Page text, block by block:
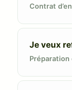
Contrat
Je veux